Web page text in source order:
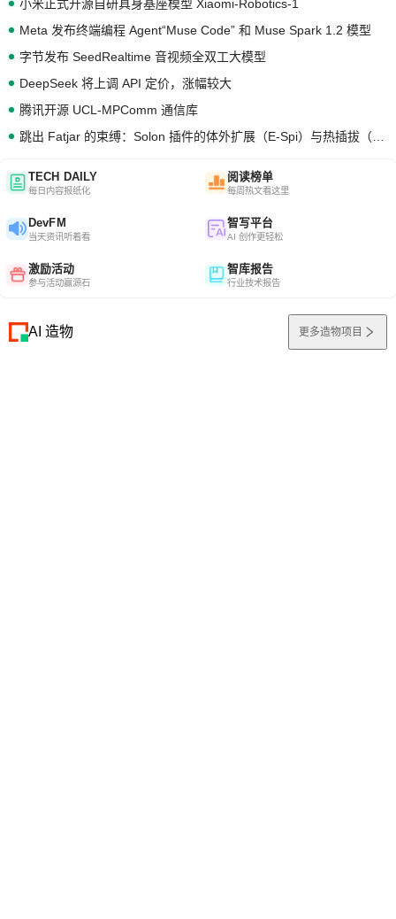
小米正式开源自研具身基座模型 Xiaomi-Robotics-1
Meta 发布终端编程 Agent“Muse Code” 和 Muse Spark 1.2 模型
字节发布 SeedRealtime 音视频全双工大模型
DeepSeek 将上调 API 定价，涨幅较大
腾讯开源 UCL-MPComm 通信库
TECH DAILY
每日内容报纸化
阅读榜单
每周热文看这里
DevFM
当天资讯听着看
智写平台
AI 创作更轻松
激励活动
参与活动赢源石
智库报告
行业技术报告
AI 造物 更多造物项目